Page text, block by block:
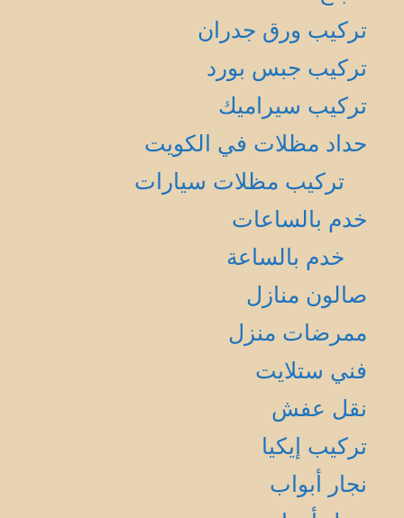
تركيب ورق جدران
تركيب جبس بورد
تركيب سيراميك
حداد مظلات في الكويت
تركيب مظلات سيارات
خدم بالساعات
خدم بالساعة
صالون منازل
ممرضات منزل
فني ستلايت
نقل عفش
تركيب إيكيا
نجار أبواب